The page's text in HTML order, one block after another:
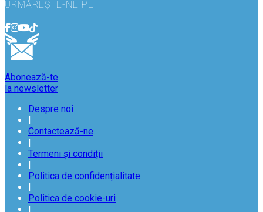
URMĂREȘTE-NE PE
Abonează-te
la newsletter
Despre noi
Contactează-ne
Termeni și condiții
Politica de confidențialitate
Politica de cookie-uri